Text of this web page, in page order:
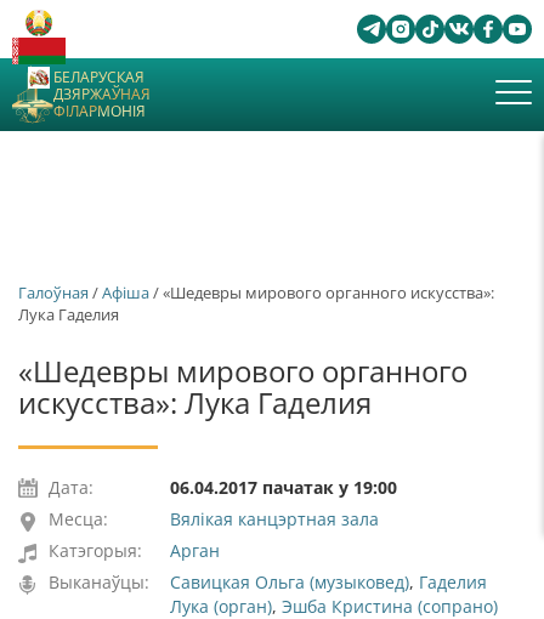
БЕЛАРУСКАЯ
ДЗЯРЖАЎНАЯ
ФІЛАРМОНІЯ
Галоўная /Афiша/ «Шедевры мирового органного искусства»:
Лука Гаделия
«Шедевры мирового органного
искусства»: Лука Гаделия
Дата:
06.04.2017 пачатак у 19:00
Месца:
Вялікая канцэртная зала
Катэгорыя:
Арган
Выканаўцы:
Савицкая Ольга (музыковед), Гаделия
Лука (орган), Эшба Кристина (сопрано)